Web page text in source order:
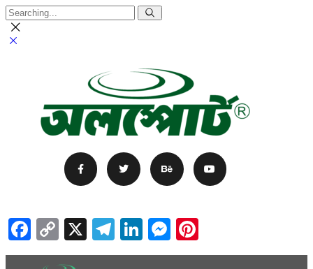
Facebook
Copy
Link
X Telegram
LinkedIn
Messenger